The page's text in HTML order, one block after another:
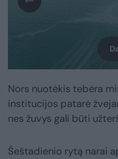
Nors nuotėkis tebėra
institucijos patarė
nes žuvys gali būti
Šeštadienio rytą narai